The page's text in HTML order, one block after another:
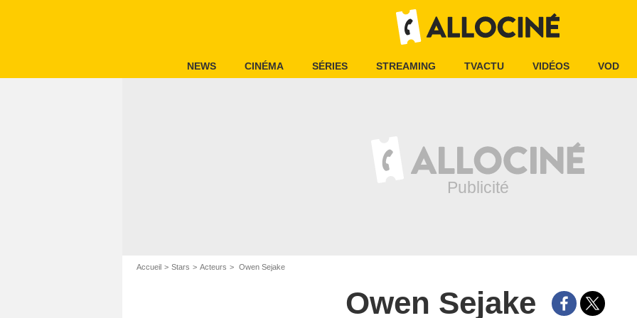
NEWS CINÉMA SÉRIES STREAMING TVACTU VIDÉOS VOD
Accueil Stars Acteurs Owen Sejake
Owen Sejake